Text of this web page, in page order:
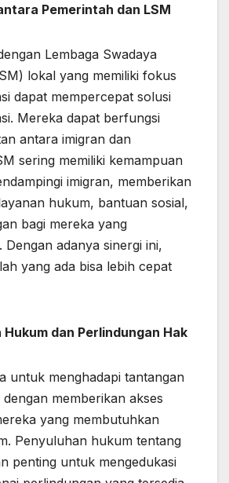
Pemerintah dan LSM
Lembaga Swadaya
lokal yang memiliki fokus
dapat mempercepat solusi
Mereka dapat berfungsi
antara imigran dan
sering memiliki kemampuan
imigran, memberikan
hukum, bantuan sosial,
bagi mereka yang
Dengan adanya sinergi ini,
yang ada bisa lebih cepat
Hukum dan Perlindungan Hak
untuk menghadapi tantangan
dengan memberikan akses
yang membutuhkan
Penyuluhan hukum tentang
penting untuk mengedukasi